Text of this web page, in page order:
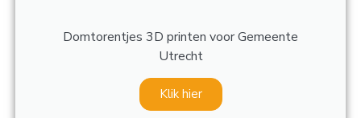
Domtorentjes 3D printen voor Gemeente
Utrecht
Klik hier